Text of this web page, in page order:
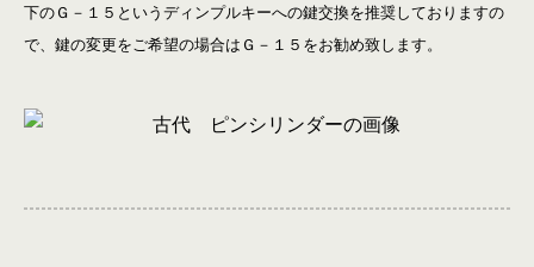
下のＧ－１５というディンプルキーへの鍵交換を推奨しておりますの
で、鍵の変更をご希望の場合はＧ－１５をお勧め致します。